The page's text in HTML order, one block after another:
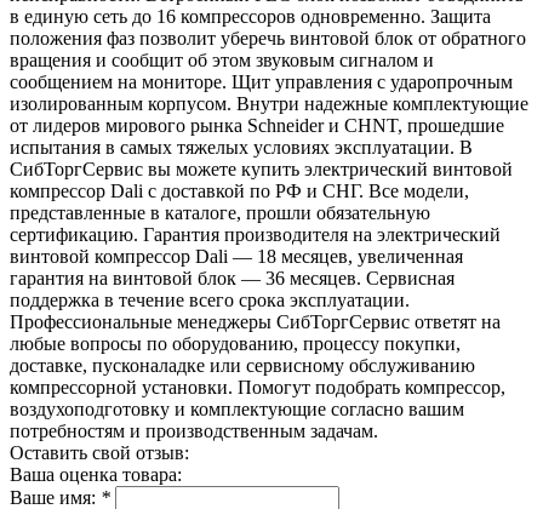
в единую сеть до 16 компрессоров одновременно. Защита
положения фаз позволит уберечь винтовой блок от обратного
вращения и сообщит об этом звуковым сигналом и
сообщением на мониторе. Щит управления с ударопрочным
изолированным корпусом. Внутри надежные комплектующие
от лидеров мирового рынка Schneider и СHNT, прошедшие
испытания в самых тяжелых условиях эксплуатации. В
СибТоргСервис вы можете купить электрический винтовой
компрессор Dali с доставкой по РФ и СНГ. Все модели,
представленные в каталоге, прошли обязательную
сертификацию. Гарантия производителя на электрический
винтовой компрессор Dali — 18 месяцев, увеличенная
гарантия на винтовой блок — 36 месяцев. Сервисная
поддержка в течение всего срока эксплуатации.
Профессиональные менеджеры СибТоргСервис ответят на
любые вопросы по оборудованию, процессу покупки,
доставке, пусконаладке или сервисному обслуживанию
компрессорной установки. Помогут подобрать компрессор,
воздухоподготовку и комплектующие согласно вашим
потребностям и производственным задачам.
Оставить свой отзыв:
Ваша оценка товара:
Ваше имя: *